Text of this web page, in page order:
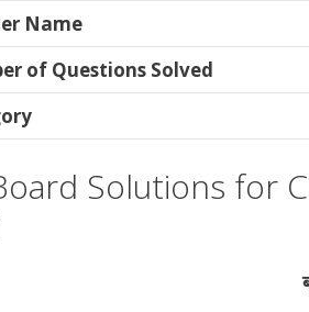
Name
of Questions Solved
Solutions for